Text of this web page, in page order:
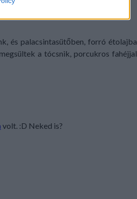
és palacsintasütőben, forró étolajba
a tócsnik, porcukros fahéjjal
volt. :D Neked is?